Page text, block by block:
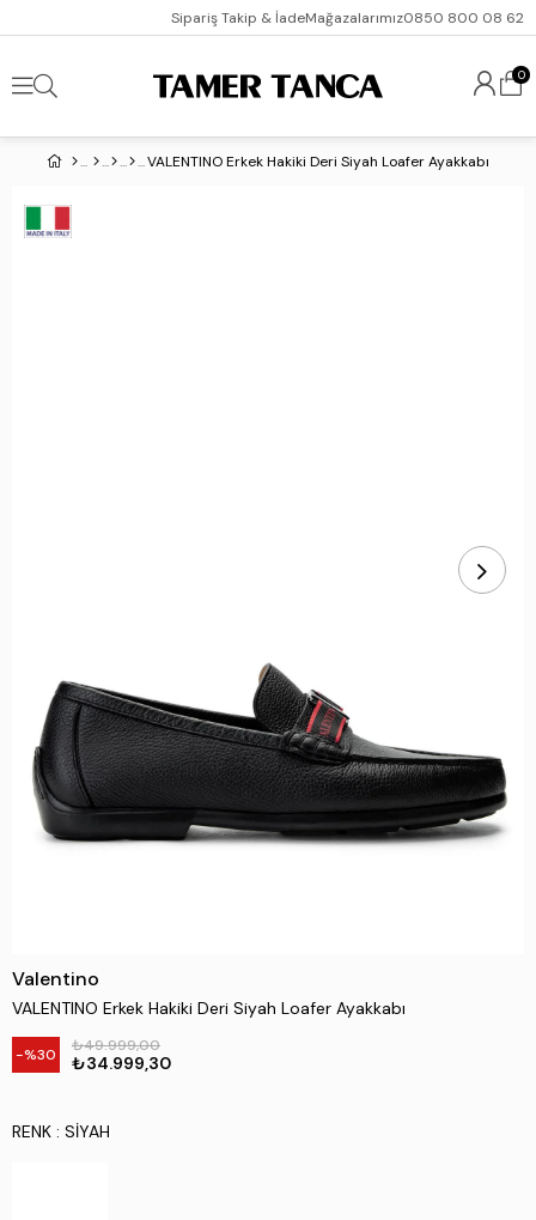
Sipariş Takip & İadeMağazalarımız0850 800 08 62
0
VALENTINO Erkek Hakiki Deri Siyah Loafer Ayakkabı
Valentino
VALENTINO Erkek Hakiki Deri Siyah Loafer Ayakkabı
30 ₺49.999,00
₺34.999,30
RENK : SIYAH